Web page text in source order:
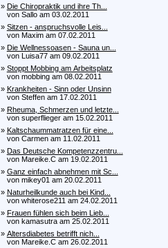
» Die Chiropraktik und ihre Th...
von Sallo am 03.02.2011
» Sitzen - anspruchsvolle Leis...
von Maxim am 07.02.2011
» Die Wellnessoasen - Sauna un...
von Luisa77 am 09.02.2011
» Stoppt Mobbing am Arbeitsplatz
von mobbing am 08.02.2011
» Krankheiten - Sinn oder Unsinn
von Steffen am 17.02.2011
» Rheuma, Schmerzen und letzte...
von superflieger am 15.02.2011
» Kaltschaummatratzen für eine...
von Carmen am 11.02.2011
» Das Deutsche Kompetenzzentru...
von Mareike.C am 19.02.2011
» Ganz einfach abnehmen mit Sc...
von mikey01 am 20.02.2011
» Naturheilkunde auch bei Kind...
von whiterose211 am 24.02.2011
» Frauen fühlen sich beim Lieb...
von kamasutra am 25.02.2011
» Altersdiabetes betrifft nich...
von Mareike.C am 26.02.2011